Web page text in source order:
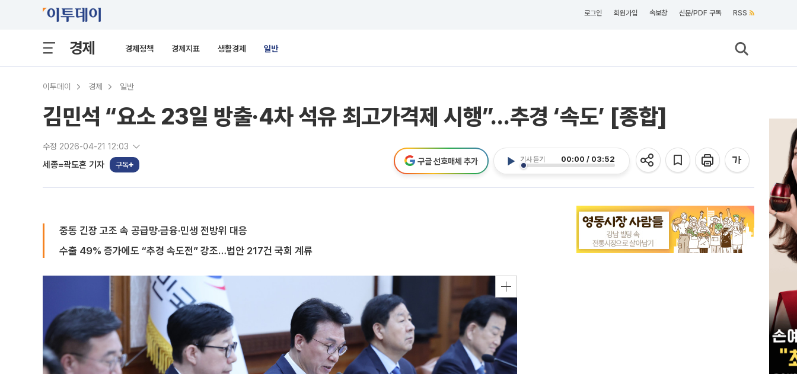
로그인 회원가입 속보창 신문/PDF 구독 RSS
경제 경제정책 경제지표 생활경제 일반
이투데이 경제 일반
김민석 “요소 23일 방출·4차 석유 최고가격제 시행”…추경 ‘속도’ [종합]
수정 2026-04-21 12:03
세종=곽도흔 기자 구독
기사 듣기 00:00 / 03:52
구글 선호매체 추가
중동 긴장 고조 속 공급망·금융·민생 전방위 대응
수출 49% 증가에도 “추경 속도전” 강조…법안 217건 국회 계류